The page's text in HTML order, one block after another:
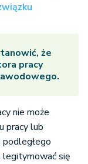
że
pracy
nie może
pracy lub
legitymować się